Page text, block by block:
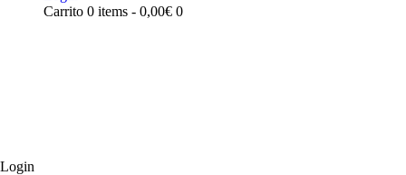
Carrito 0 items - 0,00€ 0
Login